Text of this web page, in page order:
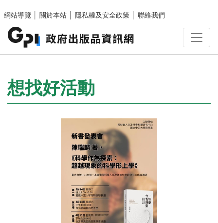
網站導覽
關於本站 隱私權及安全政策 聯絡我們
:::
想找好活動